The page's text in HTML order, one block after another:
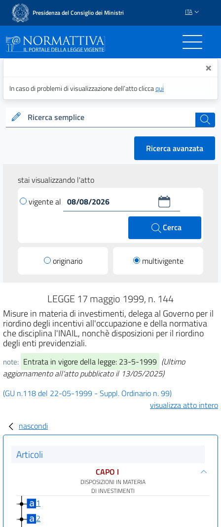
Presidenza del Consiglio dei Ministri ITA
Normattiva - Il portale ×
In caso di problemi di visualizzazione dell’atto cliccaqui
Ricerca semplice cerca
Ricerca avanzata
stai visualizzando l'atto
vigente al
Cerca
originario multivigente
LEGGE 17 maggio 1999, n. 144
Misure in materia di investimenti, delega al Governo per il
riordino degli incentivi all'occupazione e della normativa
che disciplina l'INAIL, nonchè disposizioni per il riordino
degli enti previdenziali.
note: Entrata in vigore della legge: 23-5-1999 (Ultimo
aggiornamento all'atto pubblicato il 13/05/2025)
(GU n.118 del 22-05-1999 - Suppl. Ordinario n. 99)
visualizza atto intero
nascondi
Articoli
CAPO I
DISPOSIZIONI IN MATERIA
DI INVESTIMENTI
1
2